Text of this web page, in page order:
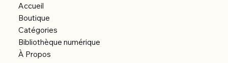
Accueil
Boutique
Catégories
Bibliothèque numérique
À Propos